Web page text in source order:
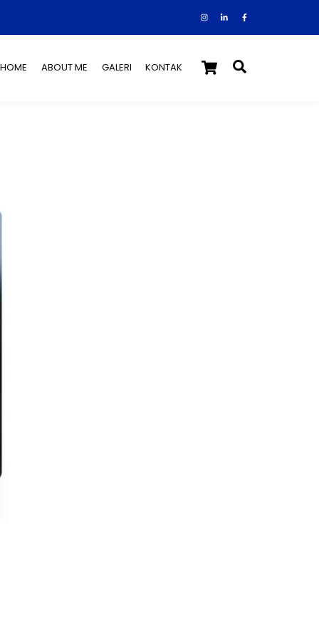
InstagramFacebookTiktok
Cart
HOME ABOUT ME GALERI KONTAK